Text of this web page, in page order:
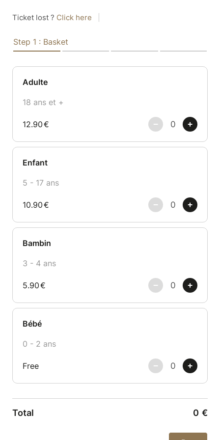
Ticket lost ? Click here
Step 1 : Basket
Adulte
18 ans et +
12.90€
Enfant
5 - 17 ans
10.90€
Bambin
3 - 4 ans
5.90€
Bébé
0 - 2 ans
Free
Total 0 €